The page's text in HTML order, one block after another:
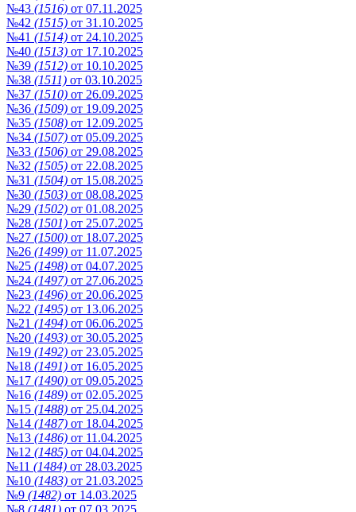
№43 (1516) от 07.11.2025
№42 (1515) от 31.10.2025
№41 (1514) от 24.10.2025
№40 (1513) от 17.10.2025
№39 (1512) от 10.10.2025
№38 (1511) от 03.10.2025
№37 (1510) от 26.09.2025
№36 (1509) от 19.09.2025
№35 (1508) от 12.09.2025
№34 (1507) от 05.09.2025
№33 (1506) от 29.08.2025
№32 (1505) от 22.08.2025
№31 (1504) от 15.08.2025
№30 (1503) от 08.08.2025
№29 (1502) от 01.08.2025
№28 (1501) от 25.07.2025
№27 (1500) от 18.07.2025
№26 (1499) от 11.07.2025
№25 (1498) от 04.07.2025
№24 (1497) от 27.06.2025
№23 (1496) от 20.06.2025
№22 (1495) от 13.06.2025
№21 (1494) от 06.06.2025
№20 (1493) от 30.05.2025
№19 (1492) от 23.05.2025
№18 (1491) от 16.05.2025
№17 (1490) от 09.05.2025
№16 (1489) от 02.05.2025
№15 (1488) от 25.04.2025
№14 (1487) от 18.04.2025
№13 (1486) от 11.04.2025
№12 (1485) от 04.04.2025
№11 (1484) от 28.03.2025
№10 (1483) от 21.03.2025
№9 (1482) от 14.03.2025
№8 (1481) от 07.03.2025